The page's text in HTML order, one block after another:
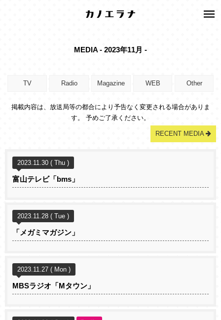
MEDIA - 2023年11月 -
TV Radio Magazine WEB Other
掲載内容は、放送局等の都合により予告なく変更される場合がありま
す。 予めご了承ください。
RECENT MEDIA
2023.11.30 ( Thu )
富山テレビ「bms」
2023.11.28 ( Tue )
「メガミマガジン」
2023.11.27 ( Mon )
MBSラジオ「Mタウン」